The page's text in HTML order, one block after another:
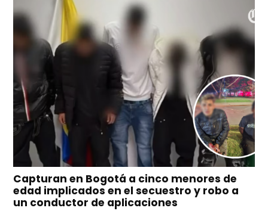
Capturan en Bogotá a cinco menores de
edad implicados en el secuestro y robo a
un conductor de aplicaciones